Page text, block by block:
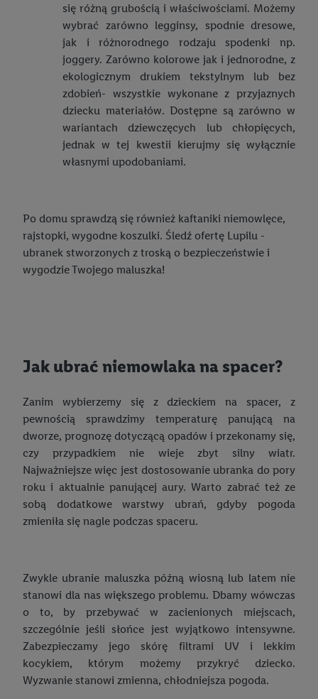
się różną grubością i właściwościami. Możemy
wybrać zarówno legginsy, spodnie dresowe,
jak i różnorodnego rodzaju spodenki np.
joggery. Zarówno kolorowe jak i jednorodne, z
ekologicznym drukiem tekstylnym lub bez
zdobień- wszystkie wykonane z przyjaznych
dziecku materiałów. Dostępne są zarówno w
wariantach dziewczęcych lub chłopięcych,
jednak w tej kwestii kierujmy się wyłącznie
własnymi upodobaniami.
Po domu sprawdzą się również kaftaniki niemowlęce,
rajstopki, wygodne koszulki. Śledź ofertę Lupilu -
ubranek stworzonych z troską o bezpieczeństwie i
wygodzie Twojego maluszka!
Jak ubrać niemowlaka na spacer?
Zanim wybierzemy się z dzieckiem na spacer, z
pewnością sprawdzimy temperaturę panującą na
dworze, prognozę dotyczącą opadów i przekonamy się,
czy przypadkiem nie wieje zbyt silny wiatr.
Najważniejsze więc jest dostosowanie ubranka do pory
roku i aktualnie panującej aury. Warto zabrać też ze
sobą dodatkowe warstwy ubrań, gdyby pogoda
zmieniła się nagle podczas spaceru.
Zwykle ubranie maluszka późną wiosną lub latem nie
stanowi dla nas większego problemu. Dbamy wówczas
o to, by przebywać w zacienionych miejscach,
szczególnie jeśli słońce jest wyjątkowo intensywne.
Zabezpieczamy jego skórę filtrami UV i lekkim
kocykiem, którym możemy przykryć dziecko.
Wyzwanie stanowi zmienna, chłodniejsza pogoda.